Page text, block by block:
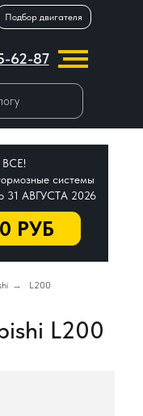
Подбор двигателя
62-87
РУБ
системы
31 АВГУСТА 2026
→ L200
L200